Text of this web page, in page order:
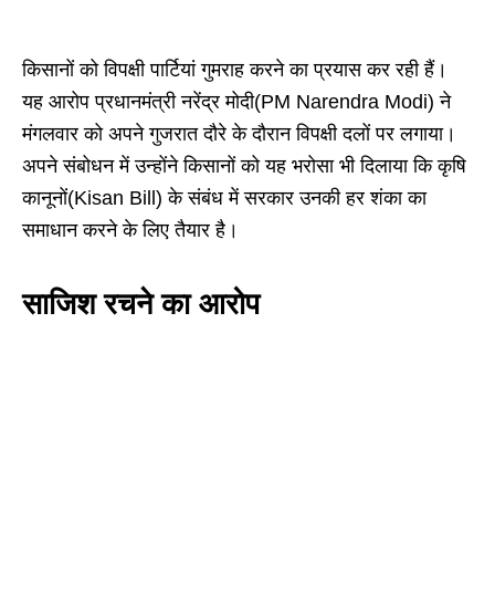
किसानों को विपक्षी पार्टियां गुमराह करने का प्रयास कर रही हैं।
यह आरोप प्रधानमंत्री नरेंद्र मोदी(PM Narendra Modi) ने
मंगलवार को अपने गुजरात दौरे के दौरान विपक्षी दलों पर लगाया।
अपने संबोधन में उन्होंने किसानों को यह भरोसा भी दिलाया कि कृषि
कानूनों(Kisan Bill) के संबंध में सरकार उनकी हर शंका का
समाधान करने के लिए तैयार है।
साजिश रचने का आरोप